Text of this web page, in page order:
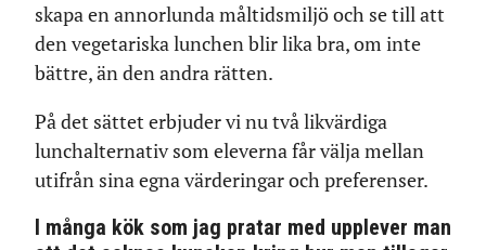
skapa en annorlunda måltidsmiljö och se till att
den vegetariska lunchen blir lika bra, om inte
bättre, än den andra rätten.
På det sättet erbjuder vi nu två likvärdiga
lunchalternativ som eleverna får välja mellan
utifrån sina egna värderingar och preferenser.
I många kök som jag pratar med upplever man